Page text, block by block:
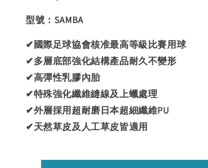
型號：SAMBA
✔國際足球協會核准最高等級比賽用球
✔多層底部強化結構產品耐久不變形
✔高彈性乳膠內胎
✔特殊強化纖維縫線及上蠟處理
✔外層採用超耐磨日本超細纖維PU
✔天然草皮及人工草皮皆適用